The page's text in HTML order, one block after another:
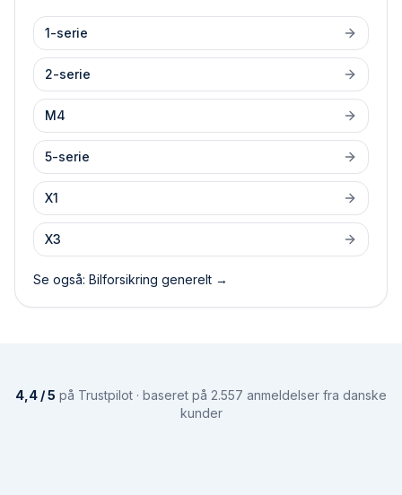
1-serie
2-serie
M4
5-serie
X1
X3
Se også: Bilforsikring generelt →
4,4 / 5 på Trustpilot · baseret på 2.557 anmeldelser fra danske
kunder